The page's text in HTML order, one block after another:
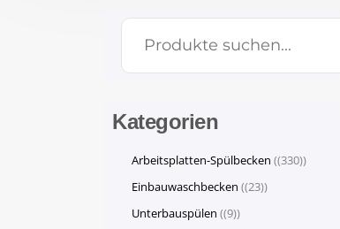
Kategorien
Arbeitsplatten-Spülbecken (330)
Einbauwaschbecken (23)
Unterbauspülen (9)